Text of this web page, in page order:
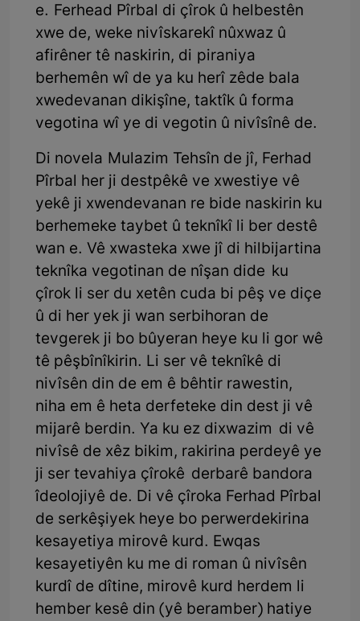
e. Ferhead Pîrbal di çîrok û helbestên
xwe de, weke nivîskarekî nûxwaz û
afirêner tê naskirin, di piraniya
berhemên wî de ya ku herî zêde bala
xwedevanan dikişîne, taktîk û forma
vegotina wî ye di vegotin û nivîsînê de.
Di novela Mulazim Tehsîn de jî, Ferhad
Pîrbal her ji destpêkê ve xwestiye vê
yekê ji xwendevanan re bide naskirin ku
berhemeke taybet û teknîkî li ber destê
wan e. Vê xwasteka xwe jî di hilbijartina
teknîka vegotinan de nîşan dide ku
çîrok li ser du xetên cuda bi pêş ve diçe
û di her yek ji wan serbihoran de
tevgerek ji bo bûyeran heye ku li gor wê
tê pêşbînîkirin. Li ser vê teknîkê di
nivîsên din de em ê bêhtir rawestin,
niha em ê heta derfeteke din dest ji vê
mijarê berdin. Ya ku ez dixwazim di vê
nivîsê de xêz bikim, rakirina perdeyê ye
ji ser tevahiya çîrokê derbarê bandora
îdeolojiyê de. Di vê çîroka Ferhad Pîrbal
de serkêşiyek heye bo perwerdekirina
kesayetiya mirovê kurd. Ewqas
kesayetiyên ku me di roman û nivîsên
kurdî de dîtine, mirovê kurd herdem li
hember kesê din (yê beramber) hatiye